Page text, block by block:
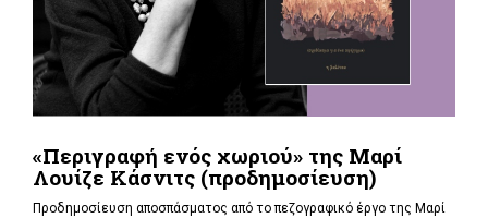
«Περιγραφή ενός χωριού» της Μαρί
Λουίζε Κάσνιτς (προδημοσίευση)
Προδημοσίευση αποσπάσματος από το πεζογραφικό έργο της Μαρί